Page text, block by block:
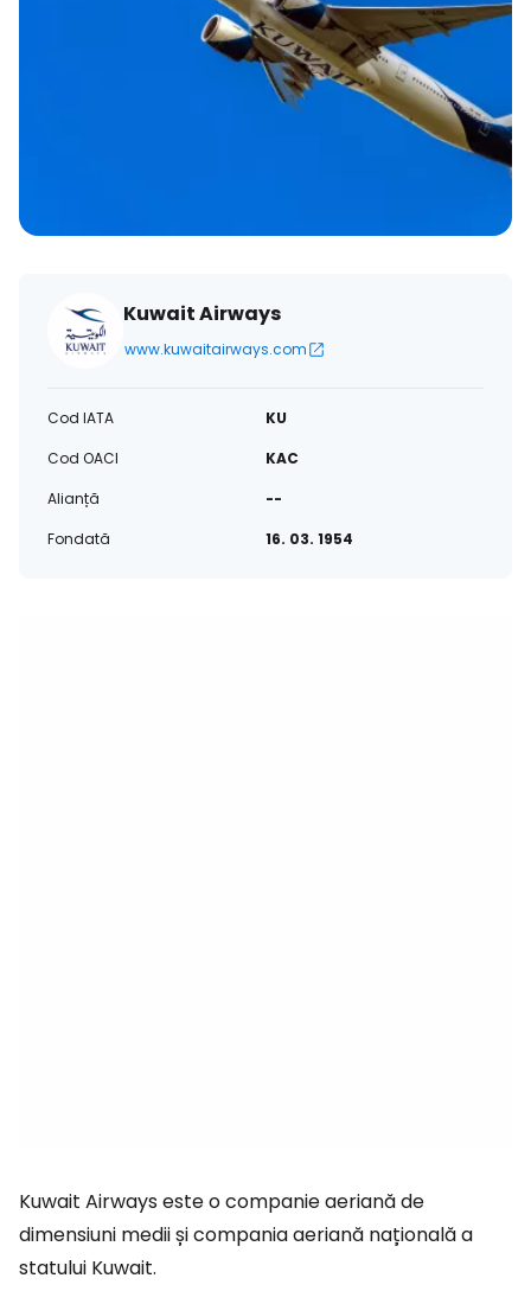
Kuwait Airways
www.kuwaitairways.com
Cod IATA
KU
Cod OACI
KAC
Alianță
--
Fondată
16. 03. 1954
Kuwait Airways este o companie aeriană de
dimensiuni medii și compania aeriană națională a
statului Kuwait.